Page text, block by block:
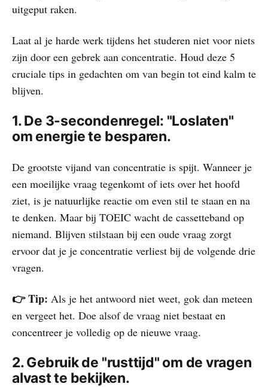
uitgeput raken.
Laat al je harde werk tijdens het studeren niet voor niets
zijn door een gebrek aan concentratie. Houd deze 5
cruciale tips in gedachten om van begin tot eind kalm te
blijven.
1. De 3-secondenregel: "Loslaten"
om energie te besparen.
De grootste vijand van concentratie is spijt. Wanneer je
een moeilijke vraag tegenkomt of iets over het hoofd
ziet, is je natuurlijke reactie om even stil te staan ​​en na
te denken. Maar bij TOEIC wacht de cassetteband op
niemand. Blijven stilstaan ​​bij een oude vraag zorgt
ervoor dat je je concentratie verliest bij de volgende drie
vragen.
👉 Tip: Als je het antwoord niet weet, gok dan meteen
en vergeet het. Doe alsof de vraag niet bestaat en
concentreer je volledig op de nieuwe vraag.
2. Gebruik de "rusttijd" om de vragen
alvast te bekijken.